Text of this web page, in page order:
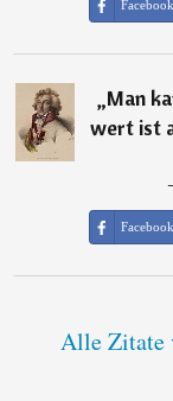
Facebook
„Man
wert ist
Facebook
Alle Zitate